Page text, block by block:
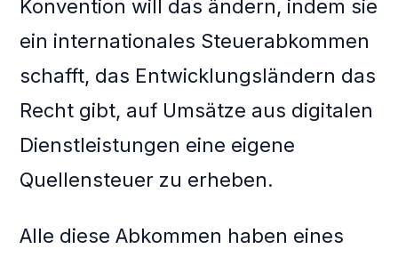
Konvention will das ändern, indem sie
ein internationales Steuerabkommen
schafft, das Entwicklungsländern das
Recht gibt, auf Umsätze aus digitalen
Dienstleistungen eine eigene
Quellensteuer zu erheben.
Alle diese Abkommen haben eines